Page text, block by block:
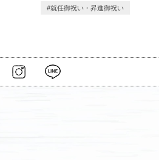
就任御祝い・昇進御祝い